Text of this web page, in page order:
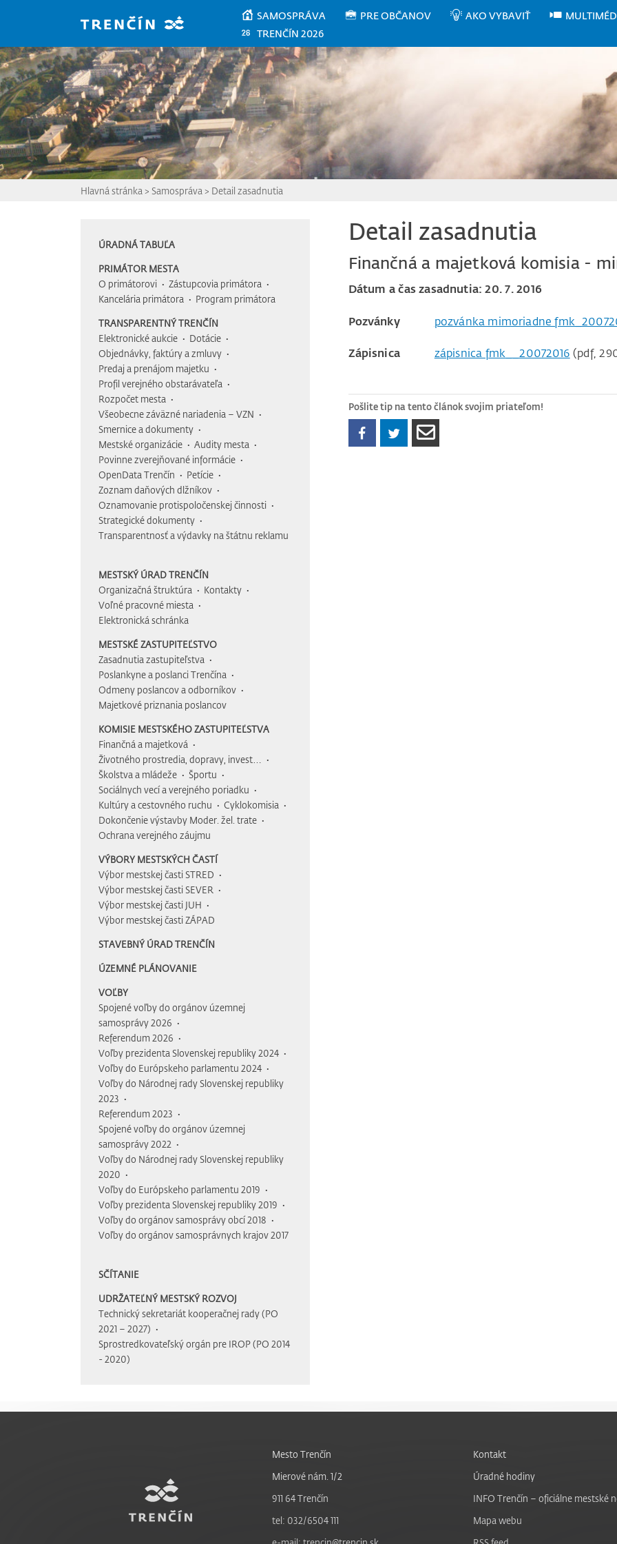
SAMOSPRÁVA PRE OBČANOV AKO VYBAVIŤ
TRENČÍN 2026
Hlavná stránka > Samospráva > Detail zasadnutia
ÚRADNÁ TABUĽA
PRIMÁTOR MESTA
O primátorovi
Zástupcovia primátora
Kancelária primátora
Program primátora
TRANSPARENTNÝ TRENČÍN
Elektronické aukcie
Dotácie
Objednávky, faktúry a zmluvy
Predaj a prenájom majetku
Profil verejného obstarávateľa
Rozpočet mesta
Všeobecne záväzné nariadenia – VZN
Smernice a dokumenty
Mestské organizácie
Audity mesta
Povinne zverejňované informácie
OpenData Trenčín
Petície
Zoznam daňových dlžníkov
Oznamovanie protispoločenskej činnosti
Strategické dokumenty
Transparentnosť a výdavky na štátnu reklamu
MESTSKÝ ÚRAD TRENČÍN
Organizačná štruktúra
Kontakty
Voľné pracovné miesta
Elektronická schránka
MESTSKÉ ZASTUPITEĽSTVO
Zasadnutia zastupiteľstva
Poslankyne a poslanci Trenčína
Odmeny poslancov a odborníkov
Majetkové priznania poslancov
KOMISIE MESTSKÉHO ZASTUPITEĽSTVA
Finančná a majetková
Životného prostredia, dopravy, invest…
Školstva a mládeže
Športu
Sociálnych vecí a verejného poriadku
Kultúry a cestovného ruchu
Cyklokomisia
Dokončenie výstavby Moder. žel. trate
Ochrana verejného záujmu
VÝBORY MESTSKÝCH ČASTÍ
Výbor mestskej časti STRED
Výbor mestskej časti SEVER
Výbor mestskej časti JUH
Výbor mestskej časti ZÁPAD
STAVEBNÝ ÚRAD TRENČÍN
ÚZEMNÉ PLÁNOVANIE
VOĽBY
Spojené voľby do orgánov územnej
samosprávy 2026
Referendum 2026
Voľby prezidenta Slovenskej republiky 2024
Voľby do Európskeho parlamentu 2024
Voľby do Národnej rady Slovenskej republiky
2023
Referendum 2023
Spojené voľby do orgánov územnej
samosprávy 2022
Voľby do Národnej rady Slovenskej republiky
2020
Voľby do Európskeho parlamentu 2019
Voľby prezidenta Slovenskej republiky 2019
Voľby do orgánov samosprávy obcí 2018
Voľby do orgánov samosprávnych krajov 2017
SČÍTANIE
UDRŽATEĽNÝ MESTSKÝ ROZVOJ
Technický sekretariát kooperačnej rady (PO
2021 – 2027)
Sprostredkovateľský orgán pre IROP (PO 2014
- 2020)
Detail zasadnutia
Finančná a majetková komisia -
Dátum a čas zasadnutia: 20. 7. 2016
Pozvánky pozvánka mimoriadne
Zápisnica zápisnica fmk__20072016 (pdf,
Pošlite tip na tento článok svojim priateľom!
Mesto Trenčín
Mierové nám. 1/2
911 64 Trenčín
tel: 032/6504 111
Kontakt
Úradné hodiny
INFO Trenčín – oficiálne mestské
Mapa webu